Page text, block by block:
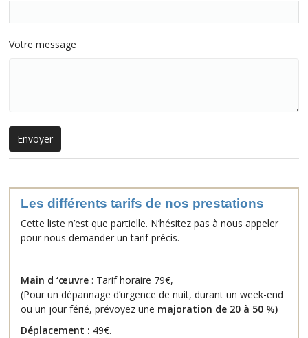
Votre message
Les différents tarifs de nos prestations
Cette liste n’est que partielle. N’hésitez pas à nous appeler
pour nous demander un tarif précis.
Main d ‘œuvre : Tarif horaire 79€,
(Pour un dépannage d’urgence de nuit, durant un week-end
ou un jour férié, prévoyez une majoration de 20 à 50 %)
Déplacement : 49€.